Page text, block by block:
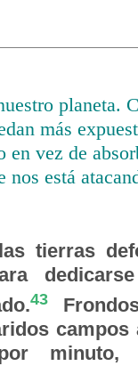
planeta.
más
vez de
nos está
tierras
43
minuto,